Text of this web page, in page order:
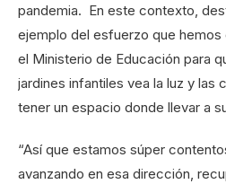
pandemia. En este contexto,
ejemplo del esfuerzo que
el Ministerio de Educación para
jardines infantiles vea la luz y las
tener un espacio donde llevar a
“Así que estamos súper
avanzando en esa dirección,